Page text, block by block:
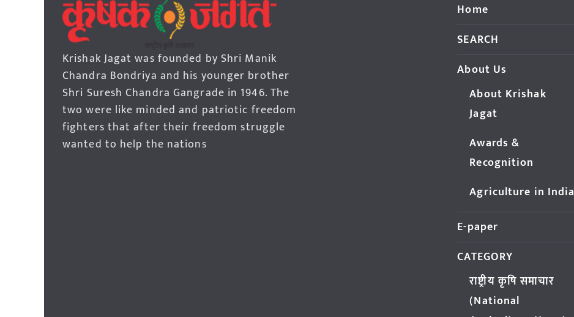
Krishak Jagat was founded by Shri Manik
Chandra Bondriya and his younger brother
Shri Suresh Chandra Gangrade in 1946. The
two were like minded and patriotic freedom
fighters that after their freedom struggle
wanted to help the nations
Home
SEARCH
About Us
About Krishak
Jagat
Awards &
Recognition
Agriculture in India
E-paper
CATEGORY
राष्ट्रीय कृषि समाचार
(National